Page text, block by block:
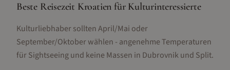
Beste Reisezeit Kroatien für Kulturinteressierte
Kulturliebhaber sollten April/Mai oder
September/Oktober wählen - angenehme Temperaturen
für Sightseeing und keine Massen in Dubrovnik und Split.